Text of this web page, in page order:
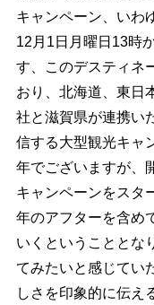
キャンペーン、いわ
12月1日月曜日13時
す、このデスティネ
おり、北海道、東日
社と滋賀県が連携い
信する大型観光キャ
年でございますが、
キャンペーンをスタ
年のアフターを含め
いくということとな
てみたいと感じてい
しさを印象的に伝え